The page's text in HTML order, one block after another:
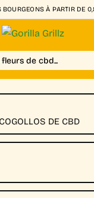
BOURGEONS À PARTIR DE
de cbd...
DE CBD